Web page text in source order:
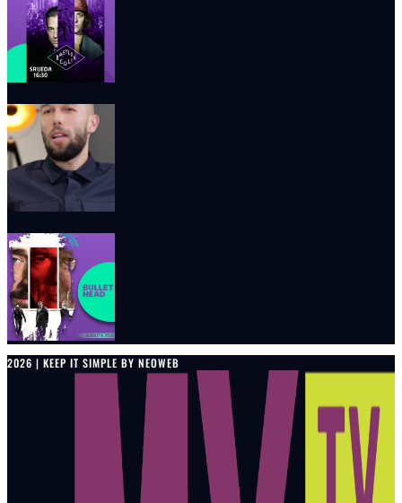
2026 | KEEP IT SIMPLE BY NEOWEB